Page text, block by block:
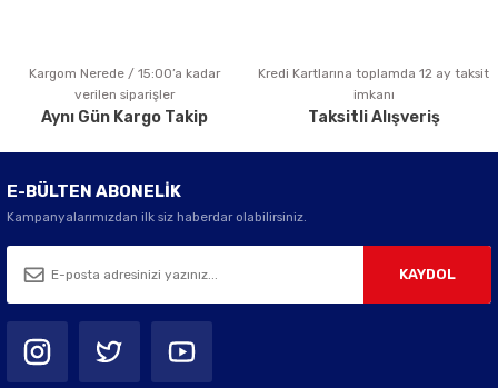
Gönder
Kargom Nerede / 15:00’a kadar
verilen siparişler
Aynı Gün Kargo Takip
Kredi Kartlarına toplamda 12 ay taksit
imkanı
Taksitli Alışveriş
E-BÜLTEN ABONELİK
Kampanyalarımızdan ilk siz haberdar olabilirsiniz.
KAYDOL